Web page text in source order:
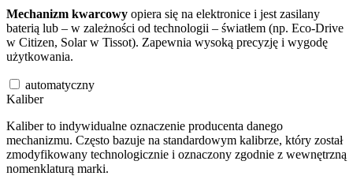
Mechanizm kwarcowy opiera się na elektronice i jest zasilany
baterią lub – w zależności od technologii – światłem (np. Eco-Drive
w Citizen, Solar w Tissot). Zapewnia wysoką precyzję i wygodę
użytkowania.
automatyczny
Kaliber
Kaliber to indywidualne oznaczenie producenta danego
mechanizmu. Często bazuje na standardowym kalibrze, który został
zmodyfikowany technologicznie i oznaczony zgodnie z wewnętrzną
nomenklaturą marki.